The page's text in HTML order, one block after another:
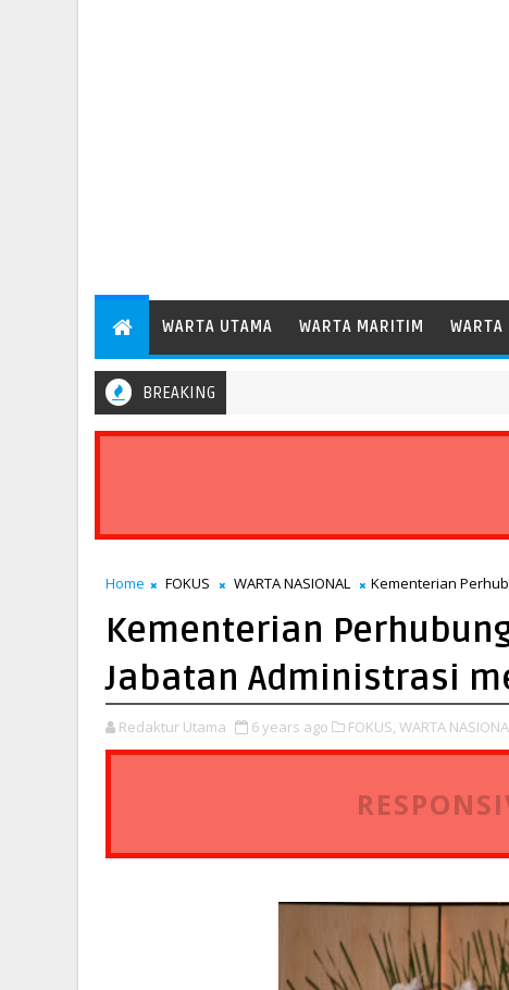
WARTA UTAMA WARTA MARITIM WARTA
BREAKING
Pelindo Regional 2 Bengkulu Catat Pertumbuhan Arus Barang 35,6
Home FOKUS WARTA NASIONAL Kementerian
Kementerian
Jabatan Administrasi
Redaktur Utama 6 years ago FOKUS, WARTA